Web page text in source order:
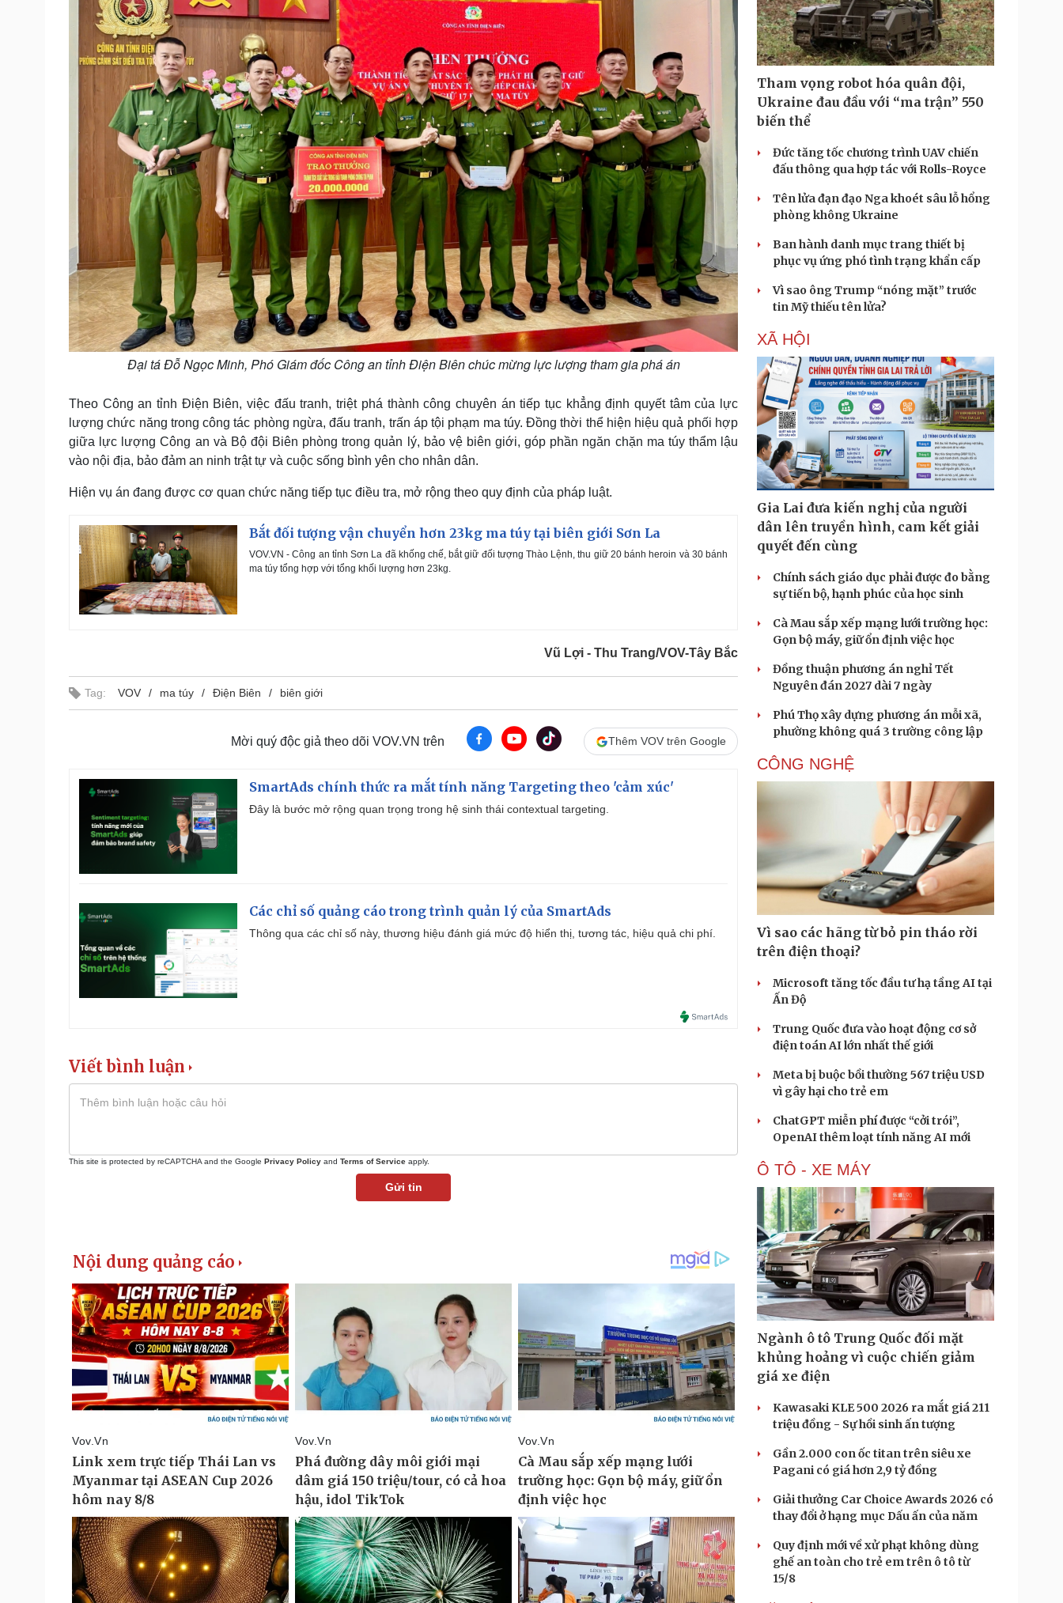
Đại tá Đỗ Ngọc Minh, Phó Giám đốc Công an tỉnh Điện Biên chúc mừng lực lượng tham gia phá án
Theo Công an tỉnh Điện Biên, việc đấu tranh, triệt phá thành công chuyên án tiếp tục khẳng định quyết tâm của lực
lượng chức năng trong công tác phòng ngừa, đấu tranh, trấn áp tội phạm ma túy. Đồng thời thể hiện hiệu quả phối hợp
giữa lực lượng Công an và Bộ đội Biên phòng trong quản lý, bảo vệ biên giới, góp phần ngăn chặn ma túy thẩm lậu
vào nội địa, bảo đảm an ninh trật tự và cuộc sống bình yên cho nhân dân.
Hiện vụ án đang được cơ quan chức năng tiếp tục điều tra, mở rộng theo quy định của pháp luật.
Bắt đối tượng vận chuyển hơn 23kg ma túy tại biên giới Sơn La
VOV.VN - Công an tỉnh Sơn La đã khống chế, bắt giữ đối tượng Thào Lệnh, thu giữ 20 bánh heroin và 30 bánh
ma túy tổng hợp với tổng khối lượng hơn 23kg.
Vũ Lợi - Thu Trang/VOV-Tây Bắc
Tag: VOV ma túy Điện Biên biên giới
Mời quý độc giả theo dõi VOV.VN trên Thêm VOV trên Google
SmartAds chính thức ra mắt tính năng Targeting theo 'cảm xúc'
Đây là bước mở rộng quan trọng trong hệ sinh thái contextual targeting.
Các chỉ số quảng cáo trong trình quản lý của SmartAds
Thông qua các chỉ số này, thương hiệu đánh giá mức độ hiển thị, tương tác, hiệu quả chi phí.
Viết bình luận
This site is protected by reCAPTCHA and the Google Privacy Policy and Terms of Service apply.
Gửi tin
Tham vọng robot hóa quân đội,
Ukraine đau đầu với “ma trận” 550
biến thể
Đức tăng tốc chương trình UAV chiến
đấu thông qua hợp tác với Rolls-Royce
Tên lửa đạn đạo Nga khoét sâu lỗ hổng
phòng không Ukraine
Ban hành danh mục trang thiết bị
phục vụ ứng phó tình trạng khẩn cấp
Vì sao ông Trump “nóng mặt” trước
tin Mỹ thiếu tên lửa?
XÃ HỘI
Gia Lai đưa kiến nghị của người
dân lên truyền hình, cam kết giải
quyết đến cùng
Chính sách giáo dục phải được đo bằng
sự tiến bộ, hạnh phúc của học sinh
Cà Mau sắp xếp mạng lưới trường học:
Gọn bộ máy, giữ ổn định việc học
Đồng thuận phương án nghỉ Tết
Nguyên đán 2027 dài 7 ngày
Phú Thọ xây dựng phương án mỗi xã,
phường không quá 3 trường công lập
CÔNG NGHỆ
Vì sao các hãng từ bỏ pin tháo rời
trên điện thoại?
Microsoft tăng tốc đầu tư hạ tầng AI tại
Ấn Độ
Trung Quốc đưa vào hoạt động cơ sở
điện toán AI lớn nhất thế giới
Meta bị buộc bồi thường 567 triệu USD
vì gây hại cho trẻ em
ChatGPT miễn phí được “cởi trói”,
OpenAI thêm loạt tính năng AI mới
Ô TÔ - XE MÁY
Ngành ô tô Trung Quốc đối mặt
khủng hoảng vì cuộc chiến giảm
giá xe điện
Kawasaki KLE 500 2026 ra mắt giá 211
triệu đồng - Sự hồi sinh ấn tượng
Gần 2.000 con ốc titan trên siêu xe
Pagani có giá hơn 2,9 tỷ đồng
Giải thưởng Car Choice Awards 2026 có
thay đổi ở hạng mục Dấu ấn của năm
Quy định mới về xử phạt không dùng
ghế an toàn cho trẻ em trên ô tô từ
15/8